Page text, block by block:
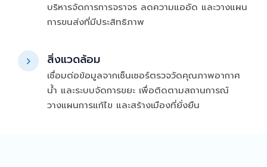
บริหารจัดการการจราจร ลดความแออัด และวางแผน
การขนส่งที่มีประสิทธิภาพ
สิ่งแวดล้อม
เชื่อมต่อข้อมูลจากเซ็นเซอร์ตรวจวัดคุณภาพอากาศ
น้ำ และระบบจัดการขยะ เพื่อติดตามสถานการณ์
วางแผนการแก้ไข และสร้างเมืองที่ยั่งยืน